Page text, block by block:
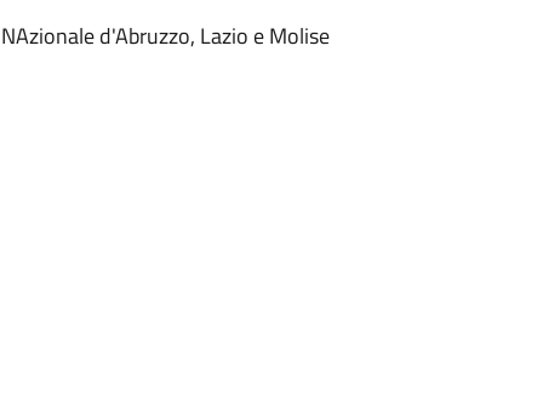
d'Abruzzo, Lazio e Molise